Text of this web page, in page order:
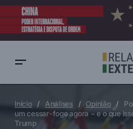
Por que Israel e Hezbollah
que isso significa para Israel,
Início Análises Opinião
um cessar-fogo agora − e o que
Trump